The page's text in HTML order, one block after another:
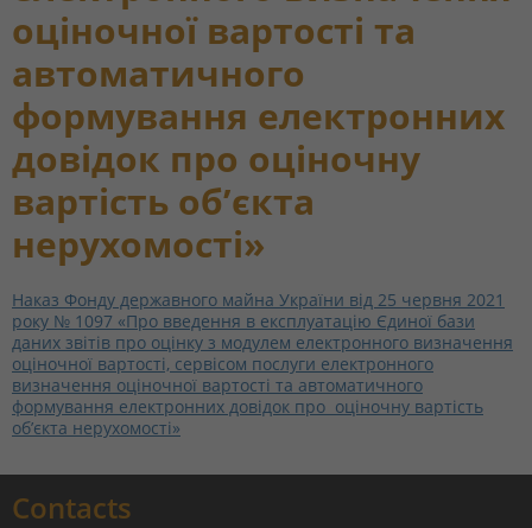
оціночної вартості та
автоматичного
формування електронних
довідок про оціночну
вартість об’єкта
нерухомості»
Наказ Фонду державного майна України від 25 червня 2021
року № 1097 «Про введення в експлуатацію Єдиної бази
даних звітів про оцінку з модулем електронного визначення
оціночної вартості, сервісом послуги електронного
визначення оціночної вартості та автоматичного
формування електронних довідок про оціночну вартість
об’єкта нерухомості»
Contacts